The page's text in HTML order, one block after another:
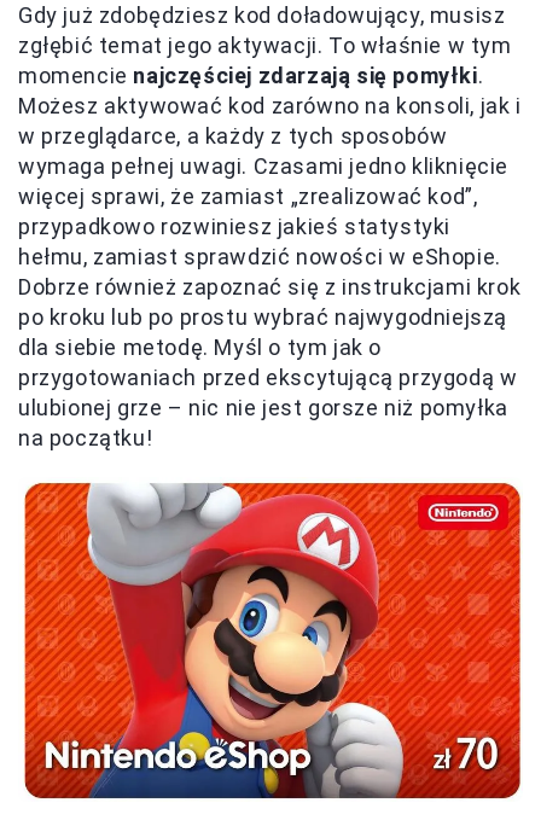
Gdy już zdobędziesz kod doładowujący, musisz
zgłębić temat jego aktywacji. To właśnie w tym
momencie najczęściej zdarzają się pomyłki.
Możesz aktywować kod zarówno na konsoli, jak i
w przeglądarce, a każdy z tych sposobów
wymaga pełnej uwagi. Czasami jedno kliknięcie
więcej sprawi, że zamiast „zrealizować kod”,
przypadkowo rozwiniesz jakieś statystyki
hełmu, zamiast sprawdzić nowości w eShopie.
Dobrze również zapoznać się z instrukcjami krok
po kroku lub po prostu wybrać najwygodniejszą
dla siebie metodę. Myśl o tym jak o
przygotowaniach przed ekscytującą przygodą w
ulubionej grze – nic nie jest gorsze niż pomyłka
na początku!